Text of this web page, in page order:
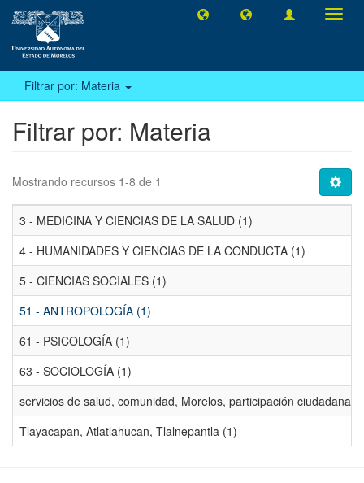
Filtrar por: Materia
Filtrar por: Materia
Mostrando recursos 1-8 de 1
3 - MEDICINA Y CIENCIAS DE LA SALUD (1)
4 - HUMANIDADES Y CIENCIAS DE LA CONDUCTA (1)
5 - CIENCIAS SOCIALES (1)
51 - ANTROPOLOGÍA (1)
61 - PSICOLOGÍA (1)
63 - SOCIOLOGÍA (1)
servicios de salud, comunidad, Morelos, participación
Tlayacapan, Atlatlahucan, Tlalnepantla (1)